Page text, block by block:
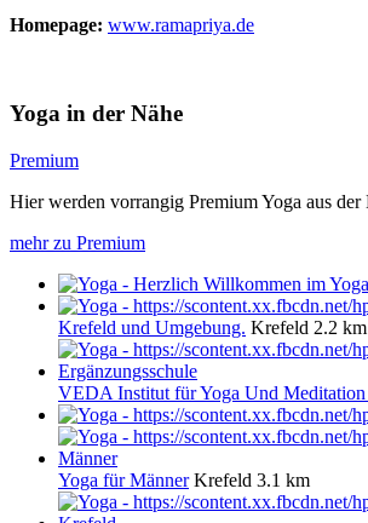
Homepage: www.ramapriya.de
Yoga in der Nähe
Premium
Hier werden vorrangig Premium Yoga aus der
mehr zu Premium
Krefeld und Umgebung. Krefeld 2.2 km
VEDA Institut für Yoga Und Meditation
Yoga für Männer Krefeld 3.1 km